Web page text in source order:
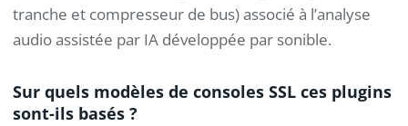
tranche et compresseur de bus) associé à l’analyse
audio assistée par IA développée par sonible.
Sur quels modèles de consoles SSL ces plugins
sont-ils basés ?